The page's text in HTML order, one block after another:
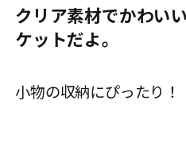
クリア素材でかわい
ケットだよ。
小物の収納にぴったり！